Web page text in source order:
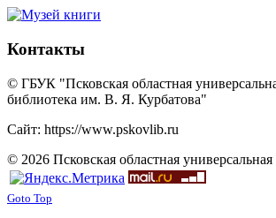
Контакты
© ГБУК "Псковская областная
библиотека им. В. Я. Курбатова"
Сайт: https://www.pskovlib.ru
© 2026 Псковская областная универсальная
Goto Top